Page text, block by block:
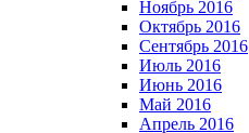
Ноябрь 2016
Октябрь 2016
Сентябрь 2016
Июль 2016
Июнь 2016
Май 2016
Апрель 2016